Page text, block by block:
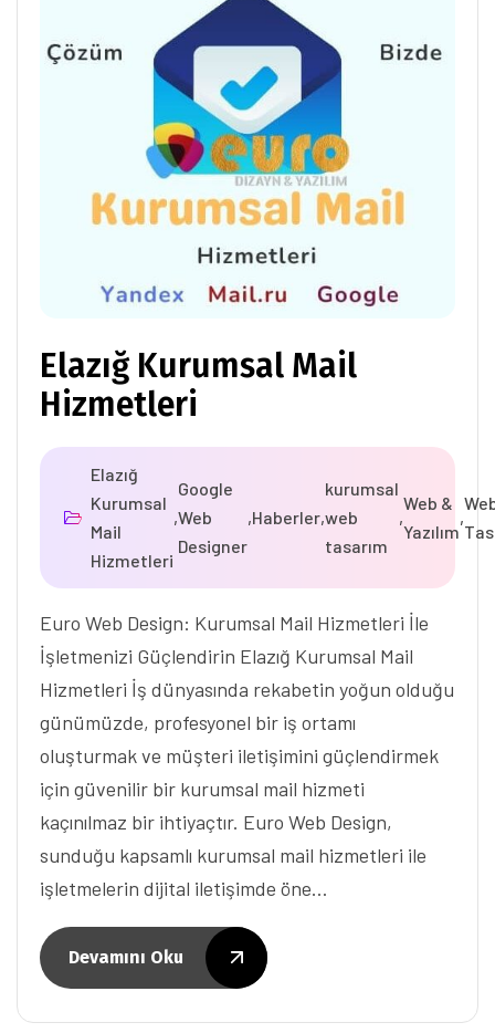
Elazığ Kurumsal Mail
Hizmetleri
Elazığ
Kurumsal
Mail
Hizmetleri
,
Google
Web
Designer
,Haberler,
kurumsal
web
tasarım
,
Web &
Yazılım
,
Euro Web Design: Kurumsal Mail Hizmetleri İle
İşletmenizi Güçlendirin Elazığ Kurumsal Mail
Hizmetleri İş dünyasında rekabetin yoğun olduğu
günümüzde, profesyonel bir iş ortamı
oluşturmak ve müşteri iletişimini güçlendirmek
için güvenilir bir kurumsal mail hizmeti
kaçınılmaz bir ihtiyaçtır. Euro Web Design,
sunduğu kapsamlı kurumsal mail hizmetleri ile
işletmelerin dijital iletişimde öne…
Devamını Oku